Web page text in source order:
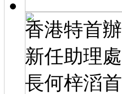
香港特首辦
新任助理處
長何梓滔首